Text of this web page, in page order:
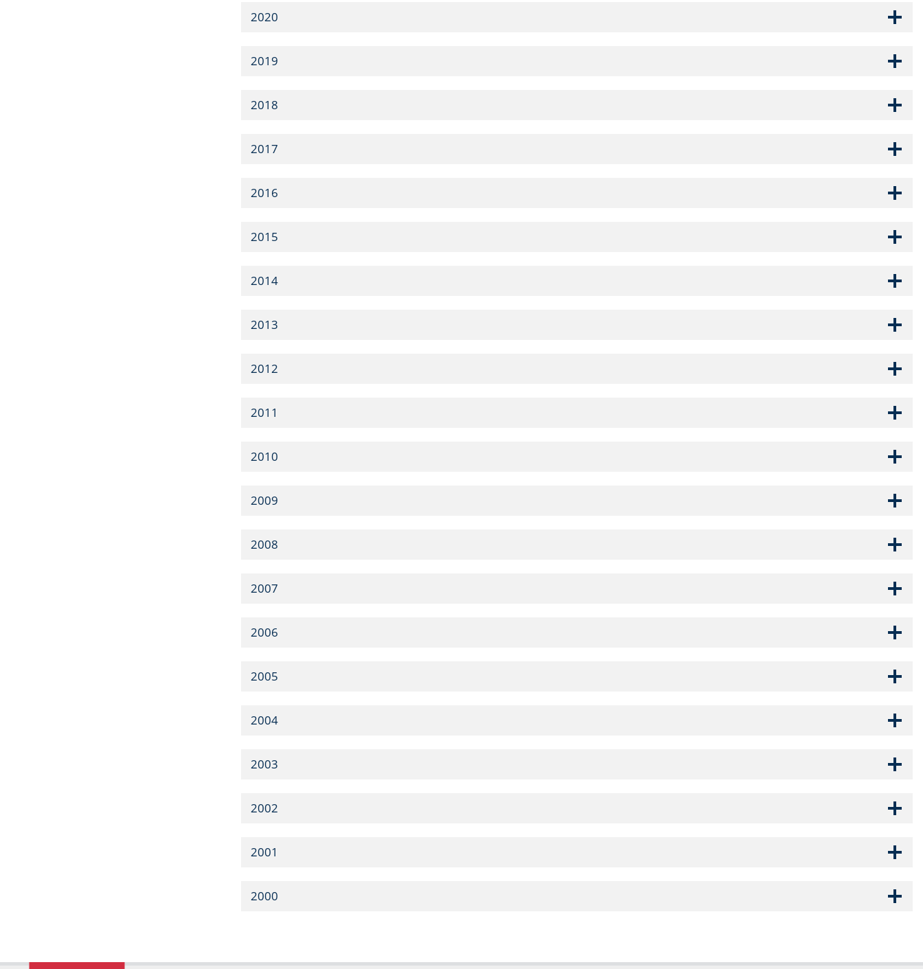
2020
2019
2018
2017
2016
2015
2014
2013
2012
2011
2010
2009
2008
2007
2006
2005
2004
2003
2002
2001
2000